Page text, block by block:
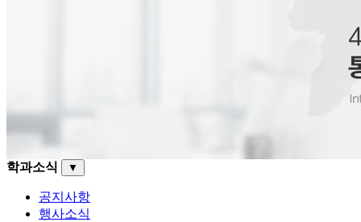
학과소식 ▼
공지사항
행사소식